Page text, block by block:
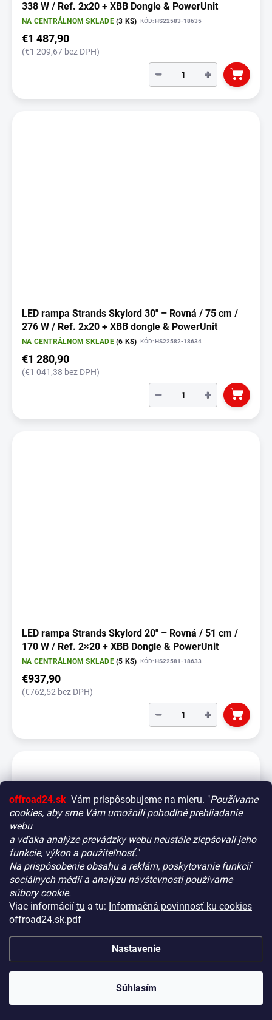
offroad24.sk Vám prispôsobujeme na mieru. "Používame
cookies, aby sme Vám umožnili pohodlné prehliadanie
webu
a vďaka analýze prevádzky webu neustále zlepšovali jeho
funkcie, výkon a použiteľnosť."
Na prispôsobenie obsahu a reklám, poskytovanie funkcií
sociálnych médií a analýzu návštevnosti používame
súbory cookie.
Viac informácií tu a tu: Informačná povinnosť ku cookies
offroad24.sk.pdf
Nastavenie
Súhlasím
Vitajte! Aby bolo hľadanie tých správnych dielov pre vaše
vozidlo čo najrýchlejšie a najpresnejšie, máme pre vás
malý tip:
Začnite výberom vášho vozidla– Týmto krokom si
zaistíte, že uvidíte len kompatibilné produkty.
filtre. Použite ich! Ušetria vám kopu času a pomôžu nájsť
presne to, čo hľadáte, behom sekúnd.
338 W / Ref. 2x20 + XBB Dongle & PowerUnit
NA CENTRÁLNOM SKLADE(3 KS) KÓD:HS22583-18635
€1 487,90
(€1 209,67 bez DPH)
+
−
LED rampa Strands Skylord 30" – Rovná / 75 cm /
276 W / Ref. 2x20 + XBB dongle & PowerUnit
NA CENTRÁLNOM SKLADE(6 KS) KÓD:HS22582-18634
€1 280,90
(€1 041,38 bez DPH)
+
−
LED rampa Strands Skylord 20" – Rovná / 51 cm /
170 W / Ref. 2×20 + XBB Dongle & PowerUnit
NA CENTRÁLNOM SKLADE(5 KS) KÓD: HS22581-18633
€937,90
(€762,52 bez DPH)
+
−
LED rampa Strands Skylord 10" – Rovná / 23 cm /